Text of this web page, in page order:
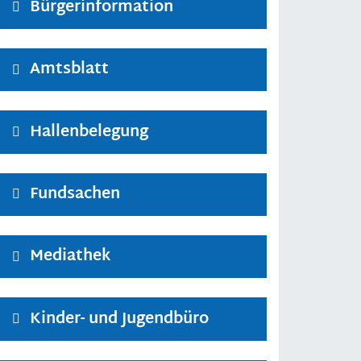
Bürgerinformation
Amtsblatt
Hallenbelegung
Fundsachen
Mediathek
Kinder- und Jugendbüro